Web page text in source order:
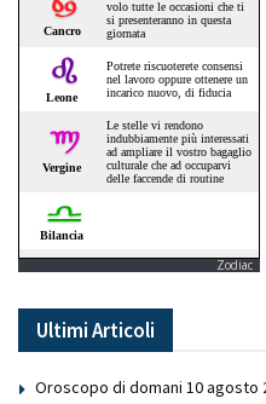
Zodiac
Ultimi Articoli
Oroscopo di domani 10 agosto